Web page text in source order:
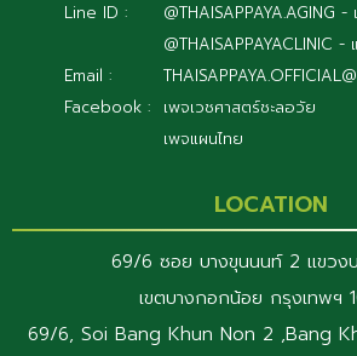
Line ID :
@THAISAPPAYA.AGING -
@THAISAPPAYACLINIC -
Email :
Facebook :
เพจเวชศาสตร์ชะลอวัย
เพจแผนไทย
LOCATION
69/6 ซอย บางขุนนนท์ 2 แขวง
เขตบางกอกน้อย กรุงเทพฯ
69/6, Soi Bang Khun Non 2 ,Bang